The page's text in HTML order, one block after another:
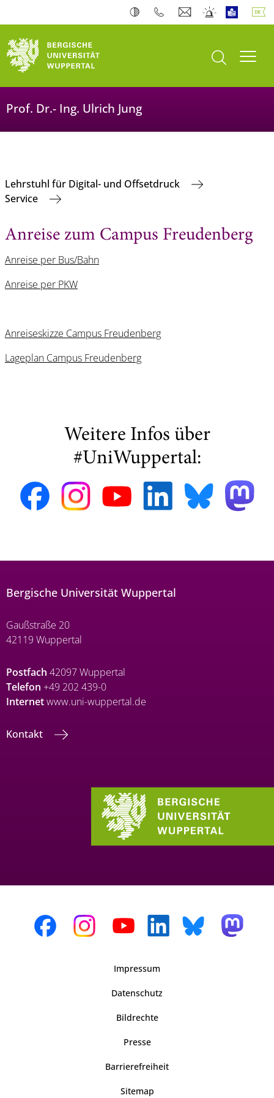
Suche öffnen
Prof. Dr.- Ing. Ulrich Jung
Lehrstuhl für Digital- und Offsetdruck
Service
Anreise zum Campus Freudenberg
Anreise per Bus/Bahn
Anreise per PKW
Anreiseskizze Campus Freudenberg
Lageplan Campus Freudenberg
Weitere Infos über
#UniWuppertal:
Bergische Universität Wuppertal
Gaußstraße 20
42119 Wuppertal
Postfach 42097 Wuppertal
Telefon +49 202 439-0
Internetwww.uni-wuppertal.de
Kontakt
Impressum
Datenschutz
Bildrechte
Presse
Barrierefreiheit
Sitemap